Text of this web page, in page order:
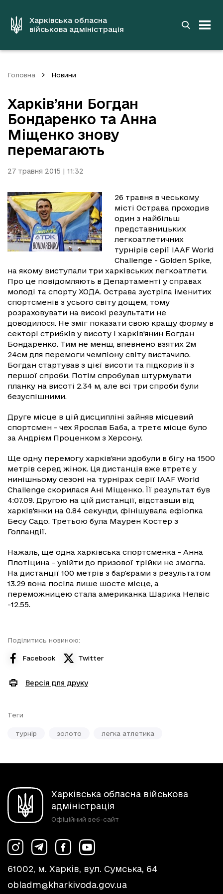
вмістуХарківська обласна
військова адміністрація
Головна Новини
Харків’яни Богдан
Бондаренко та Анна
Міщенко знову
перемагають
27 травня 2015 | 11:32
26 травня в чеському
місті Острава проходив
один з найбільш
представницьких
легкоатлетичних
турнірів серії IAAF World
Challenge - Golden Spike,
на якому виступали три харківських легкоатлети.
Про це повідомляють в Департаменті у справах
молоді та спорту ХОДА. Острава зустріла іменитих
спортсменів з усього світу дощем, тому
розраховувати на високі результати не
доводилося. Не зміг показати свою кращу форму в
секторі стрибків у висоту і харків'янин Богдан
Бондаренко. Тим не менш, впевнено взятих 2м
24см для перемоги чемпіону світу вистачило.
Богдан стартував з цієї висоти та підкорив її з
першої спроби. Потім спробував штурмувати
планку на висоті 2.34 м, але всі три спроби були
безуспішними.
Друге місце в цій дисципліні зайняв місцевий
спортсмен - чех Ярослав Баба, а третє місце було
за Андрієм Проценком з Херсону.
Ще одну перемогу харків'яни здобули в бігу на 1500
метрів серед жінок. Ця дистанція вже втретє у
нинішньому сезоні на турнірах серії IAAF World
Challenge скорилася Ані Міщенко. Її результат був
4:07.09. Другою на цій дистанції, відставши від
харків'янки на 0.84 секунди, фінішувала ефіопка
Бесу Садо. Третьою була Маурен Костер з
Голландії.
Нажаль, ще одна харківська спортсменка - Анна
Плотіцина - увійти до призової трійки не змогла.
На дистанції 100 метрів з бар'єрами з результатом
13.29 вона посіла лише шосте місце, а
переможницею стала американка Шарика Нелвіс
-12.55.
Поділитись новиною:
Facebook Twitter
Версія для друку
Теги
турнір золото легка атлетика
Харківська обласна військова
адміністрація
Офіційний веб-сайт
61002, м. Харків, вул. Сумська, 64
obladm@kharkivoda.gov.ua